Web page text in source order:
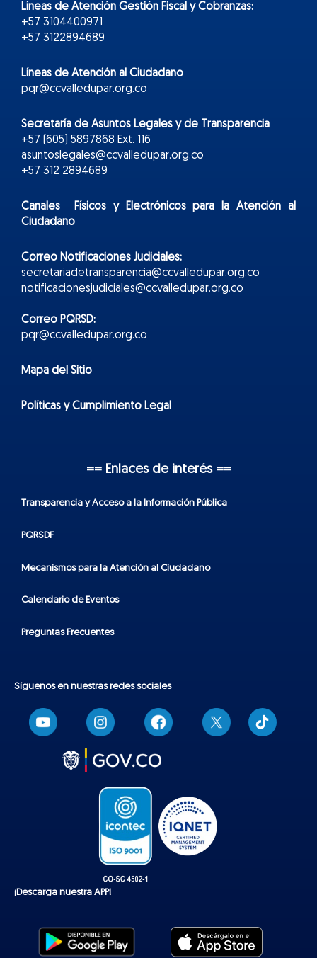
Líneas de Atención Gestión Fiscal y Cobranzas:
+57 3104400971
+57 3122894689
Líneas de Atención al Ciudadano
pqr@ccvalledupar.org.co
Secretaría de Asuntos Legales y de Transparencia
+57 (605) 5897868 Ext. 116
asuntoslegales@ccvalledupar.org.co
+57 312 2894689
Canales Físicos yElectrónicospara la Atención al
Ciudadano
Correo Notificaciones Judiciales:
secretariadetransparencia@ccvalledupar.org.co
notificacionesjudiciales@ccvalledupar.org.co
Correo PQRSD:
pqr@ccvalledupar.org.co
Mapa del Sitio
Políticas y Cumplimiento Legal
== Enlaces de interés ==
Transparencia y Acceso a la Información Pública
PQRSDF
Mecanismos para la Atención al Ciudadano
Calendario de Eventos
Preguntas Frecuentes
Síguenos en nuestras redes sociales
T
i
k
¡Descarga nuestra APP!